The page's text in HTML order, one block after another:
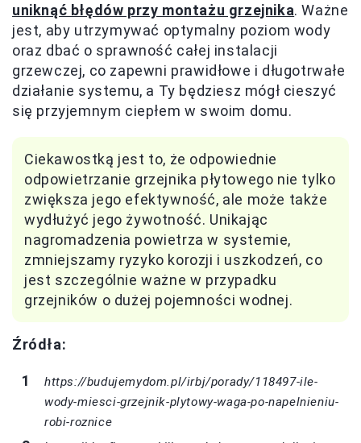
uniknąć błędów przy montażu grzejnika. Ważne
jest, aby utrzymywać optymalny poziom wody
oraz dbać o sprawność całej instalacji
grzewczej, co zapewni prawidłowe i długotrwałe
działanie systemu, a Ty będziesz mógł cieszyć
się przyjemnym ciepłem w swoim domu.
Ciekawostką jest to, że odpowiednie
odpowietrzanie grzejnika płytowego nie tylko
zwiększa jego efektywność, ale może także
wydłużyć jego żywotność. Unikając
nagromadzenia powietrza w systemie,
zmniejszamy ryzyko korozji i uszkodzeń, co
jest szczególnie ważne w przypadku
grzejników o dużej pojemności wodnej.
Źródła:
https://budujemydom.pl/irbj/porady/118497-ile-
wody-miesci-grzejnik-plytowy-waga-po-napelnieniu-
robi-roznice